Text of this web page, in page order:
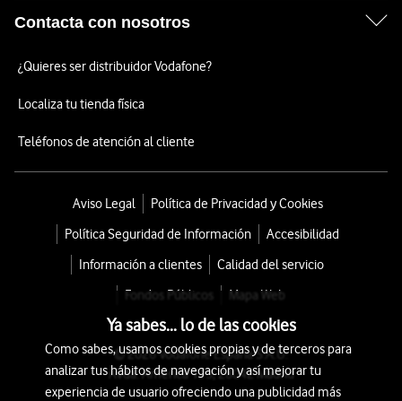
Contacta con nosotros
¿Quieres ser distribuidor Vodafone?
Localiza tu tienda física
Teléfonos de atención al cliente
Aviso Legal
Política de Privacidad y Cookies
Política Seguridad de Información
Accesibilidad
Información a clientes
Calidad del servicio
Fondos Públicos
Mapa Web
© 2026 Vodafone España S.A.U.
Avda. América 115, 28042 Madrid
Ya sabes... lo de las cookies
Como sabes, usamos cookies propias y de terceros para
analizar tus hábitos de navegación y así mejorar tu
experiencia de usuario ofreciendo una publicidad más